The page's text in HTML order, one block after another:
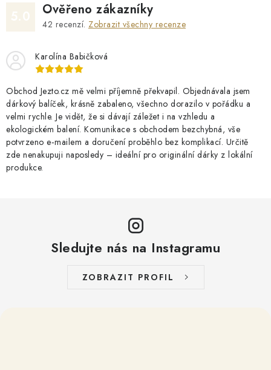
Ověřeno zákazníky
42 recenzí. Zobrazit všechny recenze
Karolína Babičková
Obchod Jezto.cz mě velmi příjemně překvapil. Objednávala jsem
dárkový balíček, krásně zabaleno, všechno dorazilo v pořádku a
velmi rychle. Je vidět, že si dávají záležet i na vzhledu a
ekologickém balení. Komunikace s obchodem bezchybná, vše
potvrzeno e‑mailem a doručení proběhlo bez komplikací. Určitě
zde nenakupuji naposledy – ideální pro originální dárky z lokální
produkce.
Sledujte nás na Instagramu
ZOBRAZIT PROFIL